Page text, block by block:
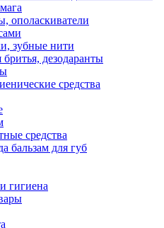
ополаскиватели
зубные нити
бритья, дезодаранты
средства
средства
бальзам для губ
гигиена